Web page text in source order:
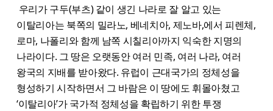
우리가 구두(부츠) 같이 생긴 나라로 잘 알고 있는
이탈리아는 북쪽의 밀라노, 베네치아, 제노바,에서 피렌체,
로마, 나폴리와 함께 남쪽 시칠리아까지 익숙한 지명의
나라이다. 그 땅은 오랫동안 여러 민족, 여러 나라, 여러
왕국의 지배를 받아왔다. 유럽이 근대국가의 정체성을
형성하기 시작하면서 그 바람은 이 땅에도 휘몰아쳤고
‘이탈리아’가 국가적 정체성을 확립하기 위한 투쟁